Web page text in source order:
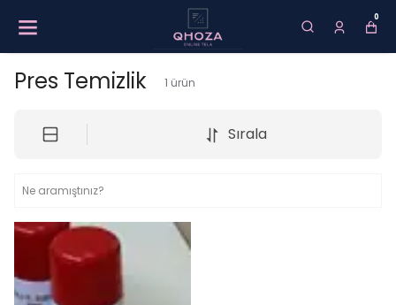
0
Pres Temizlik 1 ürün
Sırala